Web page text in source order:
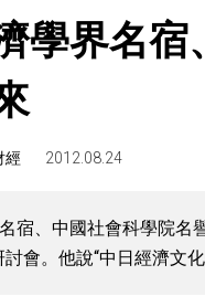
學界名
經 2012.08.24
宿、中國社會科學院名
會。他說“中日經濟文